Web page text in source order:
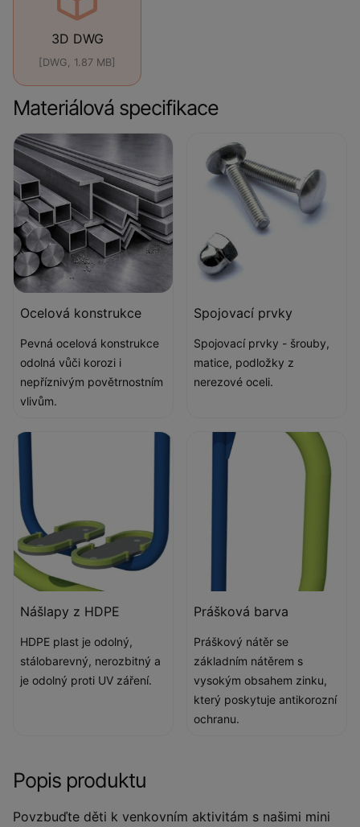
3D DWG
[DWG, 1.87 MB]
Materiálová specifikace
Ocelová konstrukce
Pevná ocelová konstrukce
odolná vůči korozi i
nepříznivým povětrnostním
vlivům.
Spojovací prvky
Spojovací prvky - šrouby,
matice, podložky z
nerezové oceli.
Nášlapy z HDPE
HDPE plast je odolný,
stálobarevný, nerozbitný a
je odolný proti UV záření.
Prášková barva
Práškový nátěr se
základním nátěrem s
vysokým obsahem zinku,
který poskytuje antikorozní
ochranu.
Popis produktu
Povzbuďte děti k venkovním aktivitám s našimi mini